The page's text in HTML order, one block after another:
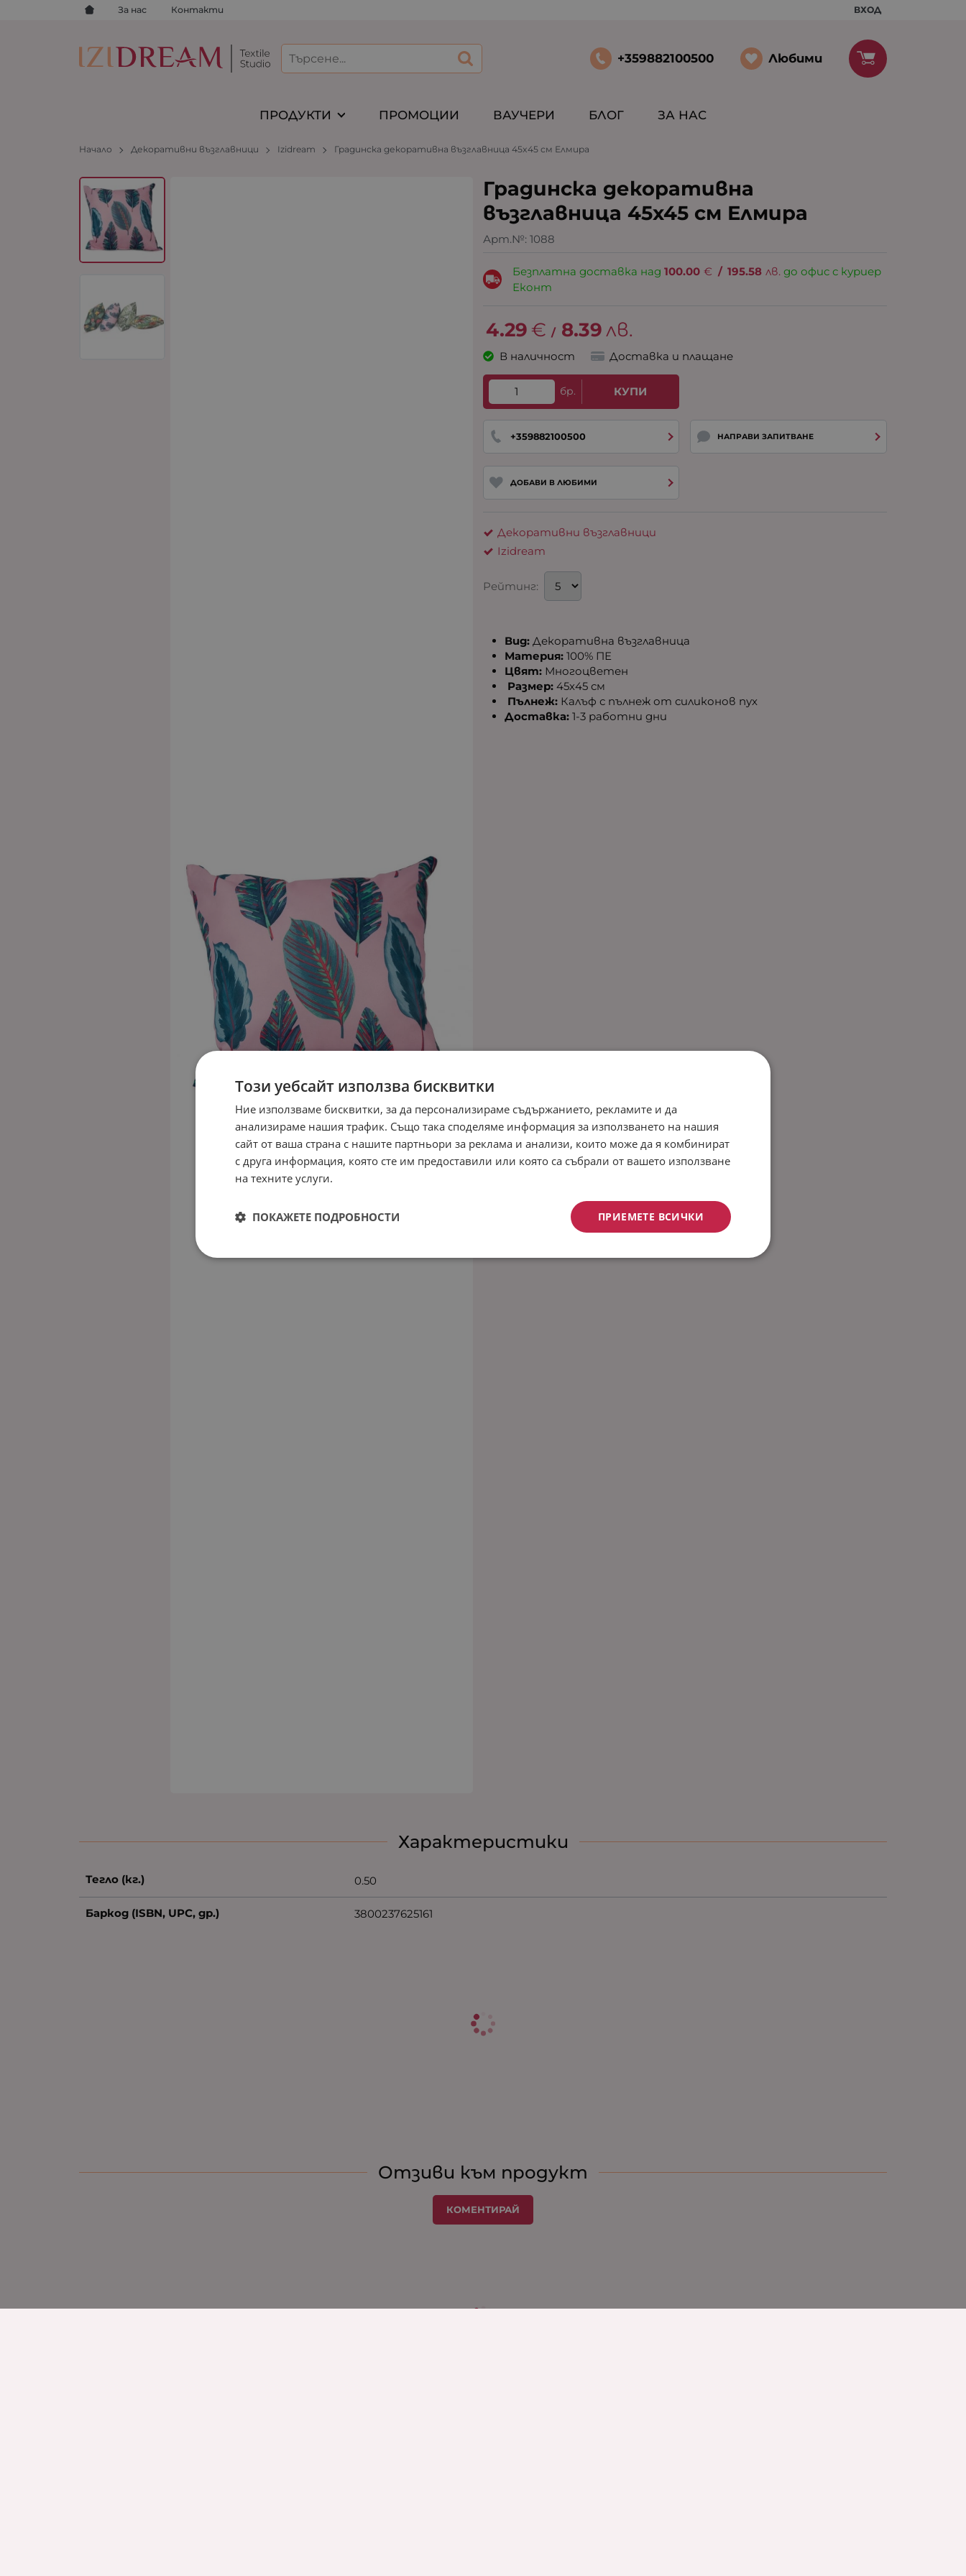
За нас Контакти ВХОД
+359882100500 Любими
ПРОДУКТИ ПРОМОЦИИ ВАУЧЕРИ БЛОГ ЗА НАС
Начало Декоративни възглавници Izidream Градинска декоративна възглавница 45x45 см Елмира
Градинска декоративна
възглавница 45x45 см Елмира
Арт.№: 1088
Безплатна доставка над100.00 € / 195.58 лв. до офис с куриер
Еконт
4.29 € / 8.39лв.
В наличност Доставка и плащане
бр. КУПИ
+359882100500 НАПРАВИ ЗАПИТВАНЕ
ДОБАВИ В ЛЮБИМИ
Декоративни възглавници
Izidream
Рейтинг:
Вид: Декоративна възглавница
Материя: 100% ПЕ
Цвят: Многоцветен
Размер: 45х45 см
Пълнеж: Калъф с пълнеж от силиконов пух
Доставка: 1-3 работни дни
Характеристики
Тегло (кг.) 0.50
Баркод (ISBN, UPC, др.) 3800237625161
Отзиви към продукт
КОМЕНТИРАЙ
Този уебсайт използва бисквитки
Ние използваме бисквитки, за да персонализираме съдържанието, рекламите и да
анализираме нашия трафик. Също така споделяме информация за използването на нашия
сайт от ваша страна с нашите партньори за реклама и анализи, които може да я комбинират
с друга информация, която сте им предоставили или която са събрали от вашето използване
на техните услуги.
ПРИЕМЕТЕ ВСИЧКИ
ПОКАЖЕТЕ ПОДРОБНОСТИ